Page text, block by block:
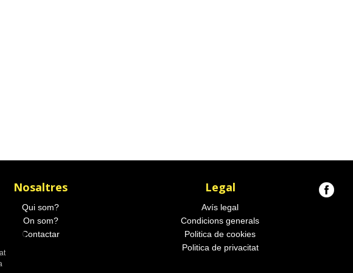
Nosaltres
Qui som?
On som?
Contactar
Legal
Avís legal
Condicions generals
Politica de cookies
Politica de privacitat